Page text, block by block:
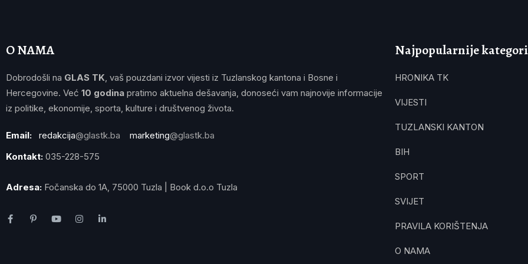
O NAMA
Dobrodošli na GLAS TK, vaš pouzdani izvor vijesti iz Tuzlanskog kantona i Bosne i
Hercegovine. Već 10 godina pratimo aktuelna dešavanja, donoseći vam najnovije informacije
iz politike, ekonomije, sporta, kulture i društvenog života.
Email: redakcija@glastk.ba marketing@glastk.ba
Kontakt: 035-228-575
Adresa: Fočanska do 1A, 75000 Tuzla | Book d.o.o Tuzla
Najpopularnije
HRONIKA TK
VIJESTI
TUZLANSKI KANTON
BIH
SPORT
SVIJET
PRAVILA KORIŠTENJA
O NAMA